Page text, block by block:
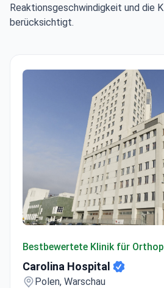
Reaktionsgeschwindigkeit und die
berücksichtigt.
Bestbewertete Klinik für
Carolina Hospital
Polen, Warschau